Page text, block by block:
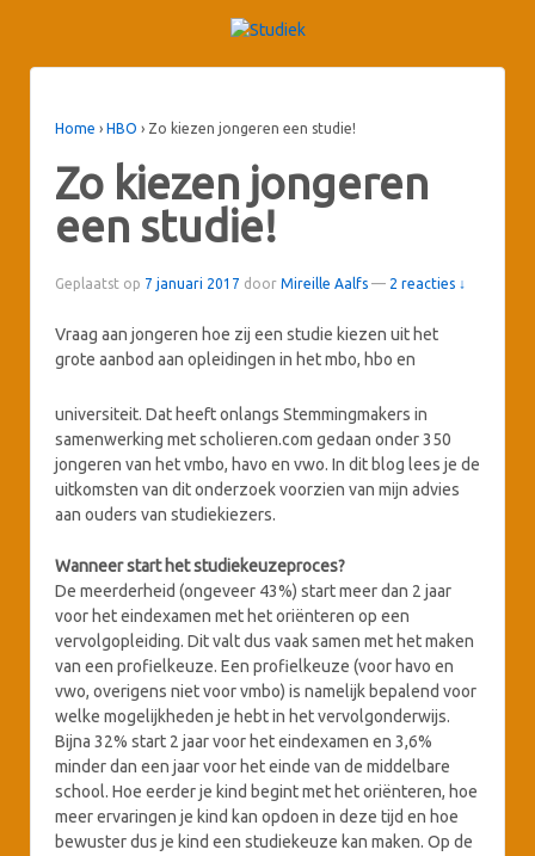
Home › HBO › Zo kiezen jongeren een studie!
Zo kiezen jongeren
een studie!
Geplaatst op 7 januari 2017 door Mireille Aalfs — 2 reacties ↓
Vraag aan jongeren hoe zij een studie kiezen uit het
grote aanbod aan opleidingen in het mbo, hbo en
universiteit. Dat heeft onlangs Stemmingmakers in
samenwerking met scholieren.com gedaan onder 350
jongeren van het vmbo, havo en vwo. In dit blog lees je de
uitkomsten van dit onderzoek voorzien van mijn advies
aan ouders van studiekiezers.
Wanneer start het studiekeuzeproces?
De meerderheid (ongeveer 43%) start meer dan 2 jaar
voor het eindexamen met het oriënteren op een
vervolgopleiding. Dit valt dus vaak samen met het maken
van een profielkeuze. Een profielkeuze (voor havo en
vwo, overigens niet voor vmbo) is namelijk bepalend voor
welke mogelijkheden je hebt in het vervolgonderwijs.
Bijna 32% start 2 jaar voor het eindexamen en 3,6%
minder dan een jaar voor het einde van de middelbare
school. Hoe eerder je kind begint met het oriënteren, hoe
meer ervaringen je kind kan opdoen in deze tijd en hoe
bewuster dus je kind een studiekeuze kan maken. Op de